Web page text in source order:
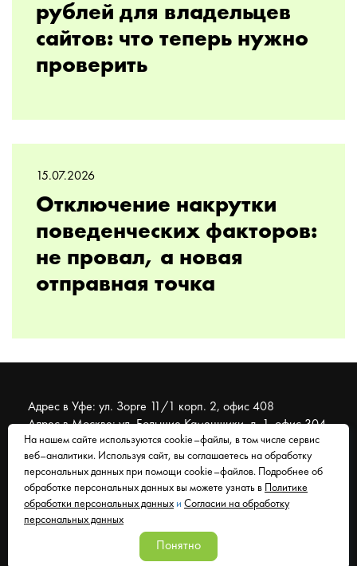
рублей для владельцев
сайтов: что теперь нужно
проверить
15.07.2026
Отключение накрутки
поведенческих факторов:
не провал, а новая
отправная точка
Адрес в Уфе: ул. Зорге 11/1 корп. 2, офис 408
Адрес в Москве: ул. Большие Каменщики, д. 1, офис 304
© 2007 - 2026 Муравейник. SEO-продвижение, реклама,
сайты. Находимся в Уфе, работаем со всем миром.
Согласие на обработку персональных данных
Политика обработки персональных данных
На нашем сайте используются cookie–файлы, в том числе сервис
веб–аналитики. Используя сайт, вы соглашаетесь на обработку
персональных данных при помощи cookie–файлов. Подробнее об
обработке персональных данных вы можете узнать в
Политике
обработки персональных данных и Согласии на обработку
персональных данных
Понятно